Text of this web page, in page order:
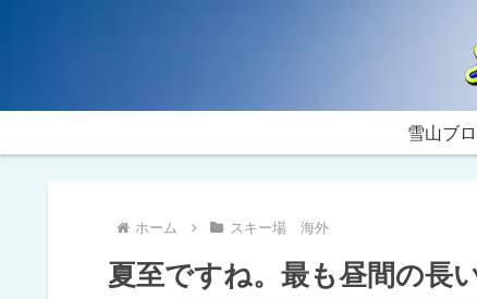
雪山ブ
ホーム スキー場 海外
夏至ですね。最も昼間の長